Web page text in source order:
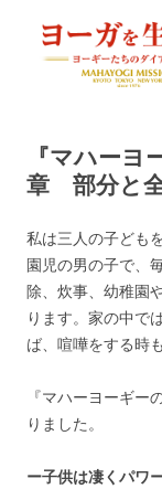
ヨー
『マハー
章 部分と
私は三人の子ども
園児の男の子で、
除、炊事、幼稚園
ります。家の中で
ば、喧嘩をする時
『マハーヨーギー
りました。
ー子供は凄くパワ